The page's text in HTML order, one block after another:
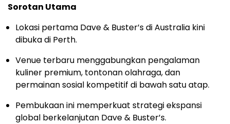
Sorotan Utama
Lokasi pertama Dave & Buster’s di Australia kini
dibuka di Perth.
Venue terbaru menggabungkan pengalaman
kuliner premium, tontonan olahraga, dan
permainan sosial kompetitif di bawah satu atap.
Pembukaan ini memperkuat strategi ekspansi
global berkelanjutan Dave & Buster’s.